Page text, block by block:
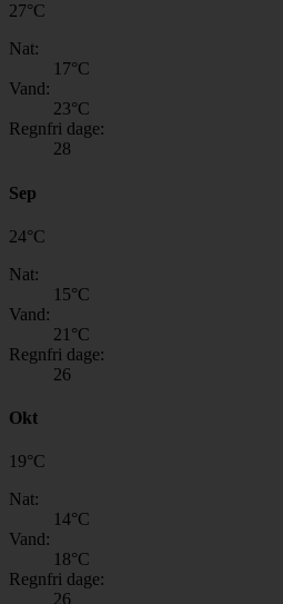
27°C
Nat:
17°C
Vand:
23°C
Regnfri dage:
28
Sep
24°C
Nat:
15°C
Vand:
21 °C
Regnfri dage:
26
Okt
19°C
Nat:
14°C
Vand:
18°C
Regnfri dage:
26